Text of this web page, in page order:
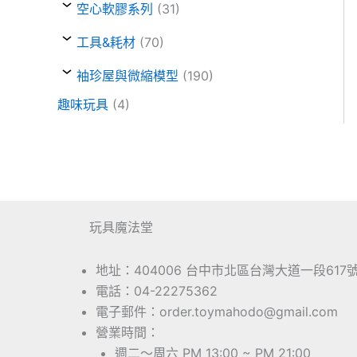
空心軟膠系列 (31)
工具&耗材 (70)
袖珍屋與微縮模型 (190)
趣味玩具 (4)
玩具魔法堂
地址：404006 台中市北區台灣大道一段617
電話：04-22275362
電子郵件：order.toymahodo@gmail.com
營業時間：
週二～周六 PM 13:00 ~ PM 21:00